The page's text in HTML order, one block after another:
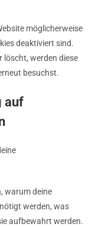
möglicherweise
deaktiviert sind.
löscht, werden diese
besuchst.
auf
warum deine
werden, was
aufbewahrt werden.